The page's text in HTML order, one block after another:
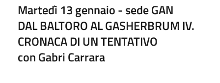
Martedì 13 gennaio - sede GAN
DAL BALTORO AL GASHERBRUM IV.
CRONACA DI UN TENTATIVO
con Gabri Carrara